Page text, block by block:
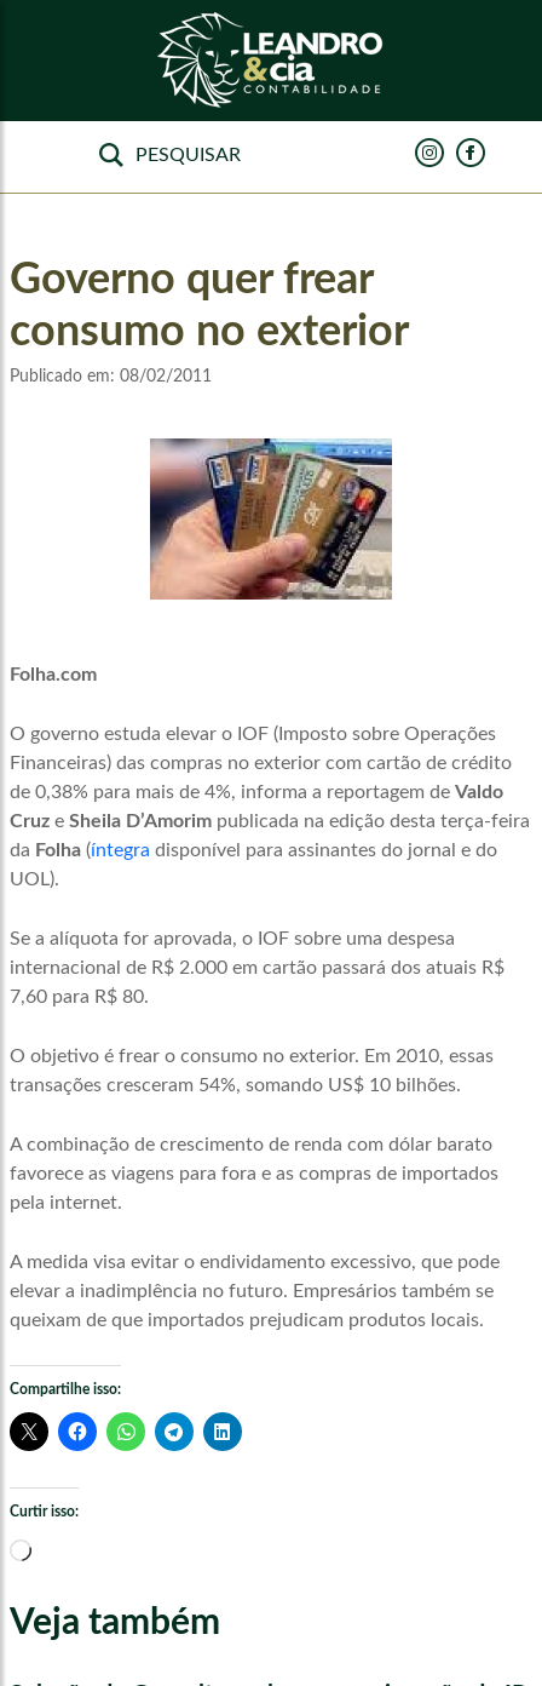
Governo quer frear
consumo no exterior
Publicado em: 08/02/2011
Folha.com
O governo estuda elevar o IOF (Imposto sobre Operações
Financeiras) das compras no exterior com cartão de crédito
de 0,38% para mais de 4%, informa a reportagem de Valdo
Cruze Sheila D’Amorimpublicada na edição desta terça-feira
da Folha(íntegra disponível para assinantes do jornal e do
UOL).
Se a alíquota for aprovada, o IOF sobre uma despesa
internacional de R$ 2.000 em cartão passará dos atuais R$
7,60 para R$ 80.
O objetivo é frear o consumo no exterior. Em 2010, essas
transações cresceram 54%, somando US$ 10 bilhões.
A combinação de crescimento de renda com dólar barato
favorece as viagens para fora e as compras de importados
pela internet.
A medida visa evitar o endividamento excessivo, que pode
elevar a inadimplência no futuro. Empresários também se
queixam de que importados prejudicam produtos locais.
Compartilhe isso:
Curtir isso:
Carregando...
Veja também